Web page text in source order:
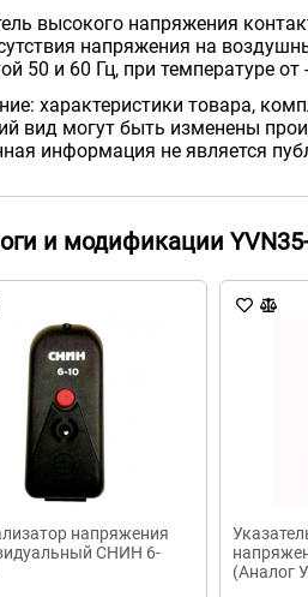
высокого напряжения
напряжения на
50 и 60 Гц, при температуре
характеристики товара,
вид могут быть изменены
информация не является
и модификации
напряжения
СНИН 6-
(Аналог